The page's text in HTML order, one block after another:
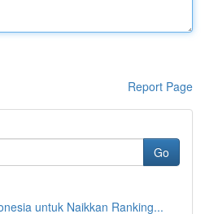
Report Page
Go
untuk Naikkan Ranking...